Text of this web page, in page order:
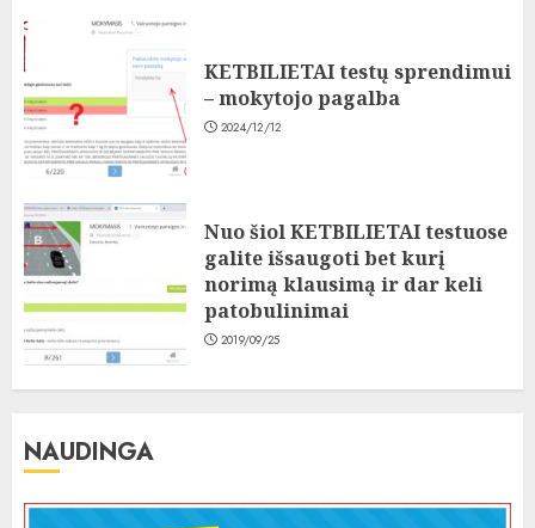
KETBILIETAI testų sprendimui
– mokytojo pagalba
2024/12/12
Nuo šiol KETBILIETAI testuose
galite išsaugoti bet kurį
norimą klausimą ir dar keli
patobulinimai
2019/09/25
NAUDINGA